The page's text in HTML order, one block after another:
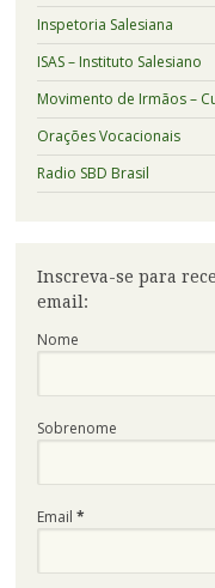
Inspetoria Salesiana
ISAS – Instituto Salesiano
Movimento de Irmãos –
Orações Vocacionais
Radio SBD Brasil
Inscreva-se para
email:
Nome
Sobrenome
Email *